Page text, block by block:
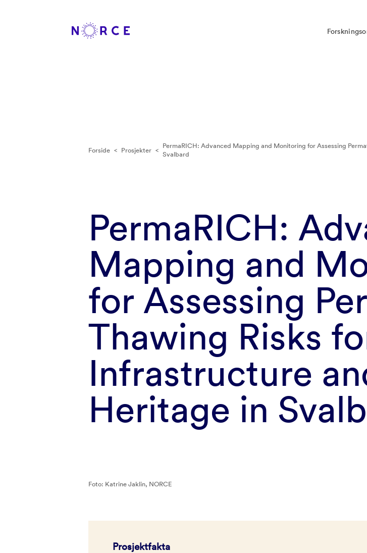
Forside < Prosjekter < PermaRICH: Advanced Mapping and Monitoring for Assessing
Svalbard
PermaRICH:
Mapping and
for Assessing
Thawing Risks
Infrastructure
Heritage in
Foto: Katrine Jaklin, NORCE
Prosjektfakta